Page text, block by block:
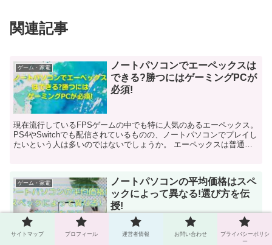
関連記事
ゲーム・家電
ノートパソコンでエーペックスは
できる?勝つにはゲーミングPCが
必須!
現在流行しているFPSゲームの中でも特に人気のあるエーペックス。
PS4やSwitchでも配信されているものの、ノートパソコンでプレイし
たいという人は多いのではないでしょうか。 エーペックスは普通の
ゲーム・家電
ノートパソコンの平均価格はスペ
ックによって異なる!選び方を伝
授!
サイトマップ プロフィール 運営者情報 お問い合わせ
プライバシーポリシ
ー